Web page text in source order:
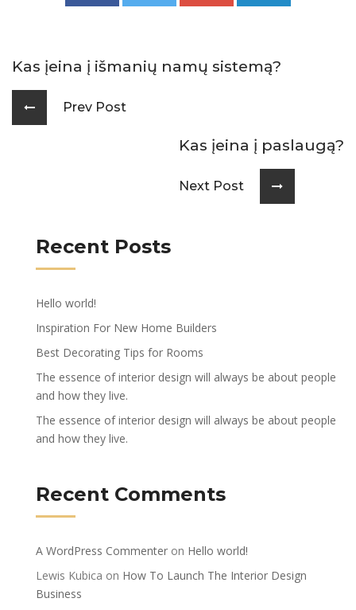
Kas įeina į išmanių namų sistemą?
Prev Post
Kas įeina į paslaugą?
Next Post
Recent Posts
Hello world!
Inspiration For New Home Builders
Best Decorating Tips for Rooms
The essence of interior design will always be about people
and how they live.
The essence of interior design will always be about people
and how they live.
Recent Comments
A WordPress Commenter on Hello world!
Lewis Kubica on How To Launch The Interior Design
Business